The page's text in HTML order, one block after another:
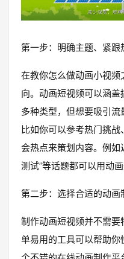
第一步：明确主题、紧跟
在教你怎么做动画小视
向。动画短视频可以涵
多种类型，但想要吸引流
比如你可以参考热门挑
会热点来策划内容。例如
测试”等话题都可以用动画
第二步：选择合适的动画
制作动画短视频并不需
单易用的工具可以帮助你